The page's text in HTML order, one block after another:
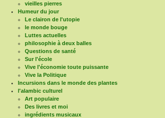
vieilles pierres
Humeur du jour
Le clairon de l'utopie
le monde bouge
Luttes actuelles
philosophie à deux balles
Questions de santé
Sur l'école
Vive l'économie toute puissante
Vive la Politique
Incursions dans le monde des plantes
l'alambic culturel
Art populaire
Des livres et moi
ingrédients musicaux